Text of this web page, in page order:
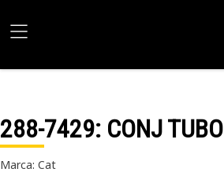
288-7429: CONJ TUBO
Marca: Cat